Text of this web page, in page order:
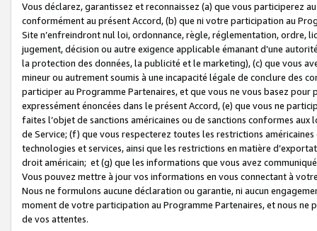
Vous déclarez, garantissez et reconnaissez (a) que vous participerez
conformément au présent Accord, (b) que ni votre participation au
Site n’enfreindront nul loi, ordonnance, règle, réglementation, ordre,
jugement, décision ou autre exigence applicable émanant d’une
la protection des données, la publicité et le marketing), (c) que vous
mineur ou autrement soumis à une incapacité légale de conclure des
participer au Programme Partenaires, et que vous ne vous basez
expressément énoncées dans le présent Accord, (e) que vous ne
faites l’objet de sanctions américaines ou de sanctions conformes
de Service; (f) que vous respecterez toutes les restrictions
technologies et services, ainsi que les restrictions en matière
droit américain; et (g) que les informations que vous avez
Vous pouvez mettre à jour vos informations en vous connectant à
Nous ne formulons aucune déclaration ou garantie, ni aucun
moment de votre participation au Programme Partenaires, et nous
de vos attentes.